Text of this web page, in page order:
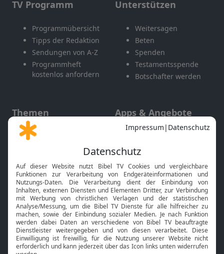
TV Programm
Programmübersicht
Tipps der Redaktion
Sendungen von A-Z
Programmheft
kostenlos anfordern
Unterstützen
Weitersagen
Beten
Spenden
Testamentsspende
Botschafter werden
Themen
Gott und Bibel erklärt
Neuigkeiten
Apps & Angebote
Mobile App
Smart TV
HbbTV
Bibelthek Online-Bibel
Nächster Gottesdienst
Bibel TV Service